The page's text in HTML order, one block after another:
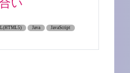
い
Java
JavaScript